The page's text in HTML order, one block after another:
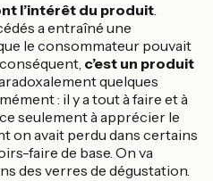
l’intérêt du produit.
a entraîné une
le consommateur pouvait
c’est un produit
quelques
: il y a tout à faire et à
seulement à apprécier le
on avait perdu dans certains
faire de base. On va
des verres de dégustation.